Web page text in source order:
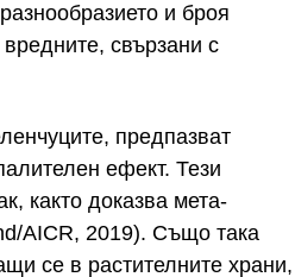
и броя
свързани с
предпазват
ефект. Тези
както доказва мета-
AICR, 2019). Също така
се в растителните храни,